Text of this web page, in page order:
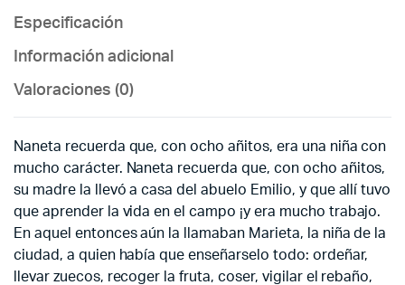
Especificación
Información adicional
Valoraciones (0)
Naneta recuerda que, con ocho añitos, era una niña con
mucho carácter. Naneta recuerda que, con ocho añitos,
su madre la llevó a casa del abuelo Emilio, y que allí tuvo
que aprender la vida en el campo ¡y era mucho trabajo.
En aquel entonces aún la llamaban Marieta, la niña de la
ciudad, a quien había que enseñarselo todo: ordeñar,
llevar zuecos, recoger la fruta, coser, vigilar el rebaño,